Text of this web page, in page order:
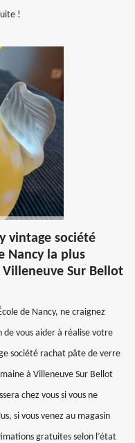
!
vintage société
Nancy la plus
Sur Bellot
de Nancy, ne craignez
de vous aider à réalise votre
société rachat pâte de verre
à Villeneuve Sur Bellot
chez vous si vous ne
si vous venez au magasin
gratuites selon l’état